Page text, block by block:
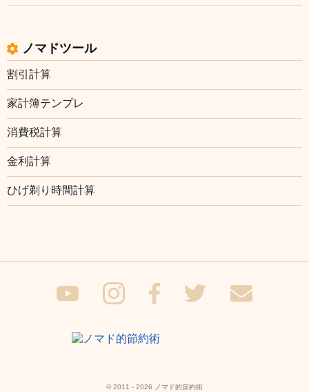
ノマドツール
割引計算
家計簿テンプレ
消費税計算
金利計算
ひげ剃り時間計算
© 2011 - 2026 ノマド的節約術